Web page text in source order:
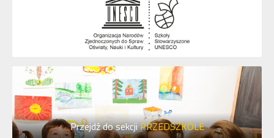
Przejdź do sekcjiPRZEDSZKOLE